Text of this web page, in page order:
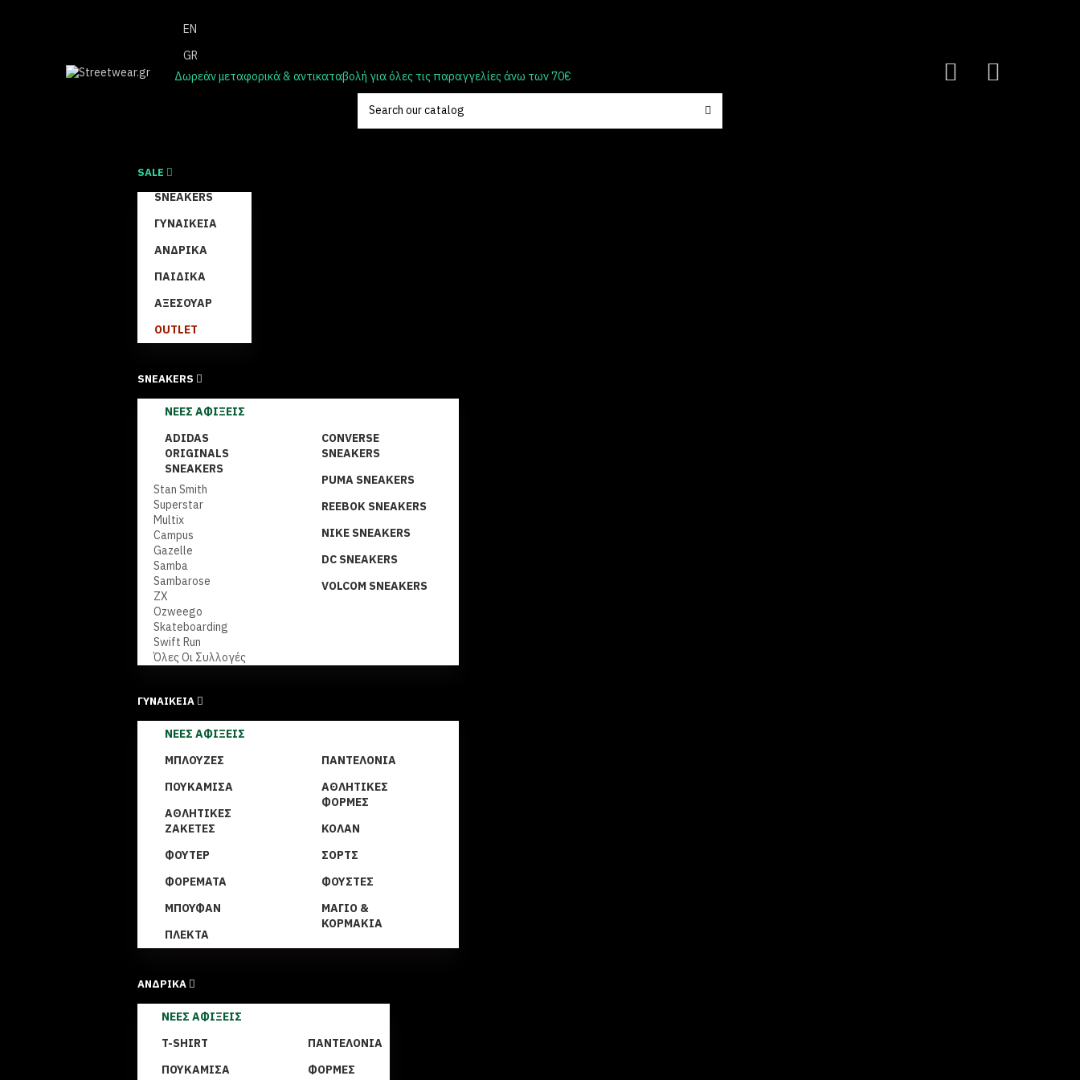
EN
GR
Δωρεάν μεταφορικά & αντικαταβολή για όλες τις παραγγελίες άνω των 70€
SALE
SNEAKERS
ΓΥΝΑΙΚΕΊΑ
ΑΝΔΡΙΚΆ
ΠΑΙΔΙΚΆ
ΑΞΕΣΟΥΆΡ
OUTLET
SNEAKERS
ΝΈΕΣ ΑΦΊΞΕΙΣ
ADIDAS
ORIGINALS
SNEAKERS
Stan Smith
Superstar
Multix
Campus
Gazelle
Samba
Sambarose
ZX
Ozweego
Skateboarding
Swift Run
Όλες Οι Συλλογές
CONVERSE
SNEAKERS
PUMA SNEAKERS
REEBOK SNEAKERS
NIKE SNEAKERS
DC SNEAKERS
VOLCOM SNEAKERS
ΓΥΝΑΙΚΕΙΑ
ΝΈΕΣ ΑΦΊΞΕΙΣ
ΜΠΛΟΎΖΕΣ
ΠΟΥΚΆΜΙΣΑ
ΑΘΛΗΤΙΚΈΣ
ΖΑΚΈΤΕΣ
ΦΟΎΤΕΡ
ΦΟΡΈΜΑΤΑ
ΜΠΟΥΦΆΝ
ΠΛΕΚΤΆ
ΠΑΝΤΕΛΌΝΙΑ
ΑΘΛΗΤΙΚΈΣ
ΦΌΡΜΕΣ
ΚΟΛΆΝ
ΣΟΡΤΣ
ΦΟΎΣΤΕΣ
ΜΑΓΙΌ &
ΚΟΡΜΆΚΙΑ
ΑΝΔΡΙΚΑ
ΝΈΕΣ ΑΦΊΞΕΙΣ
T-SHIRT
ΠΟΥΚΆΜΙΣΑ
ΠΑΝΤΕΛΌΝΙΑ
ΦΌΡΜΕΣ